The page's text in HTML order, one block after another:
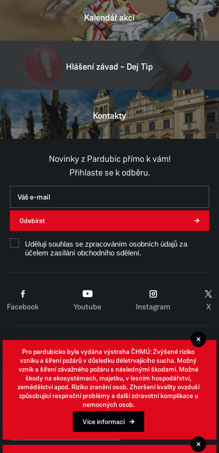
Kalendář akcí
Hlášení závad – Dej Tip
Kontakty
Novinky z Pardubic přímo k vám!
Přihlaste se k odběru.
Odebírat
Uděluji souhlas se zpracováním osobních údajů za
účelem zasílání obchodního sdělení.
Facebook Youtube Instagram X
Zpracování osobních údajů
Whistleblowing
Open data
Povinně zveřejňované informace
Prohlášení o přístupnosti
Odpovědi na žádosti o informace
Pro pardubicko byla vydána výstraha ČHMÚ: Zvýšené riziko
vzniku a šíření požárů v důsledku déletrvajícího sucha. Možný
vznik a šíření závažného požáru s následnými škodami. Možné
škody na ekosystémech, majetku, v lesním hospodářství,
zemědělství apod. Riziko zranění osob. Zhoršení kvality ovzduší
způsobující respirační problémy a další zdravotní komplikace u
nemocných osob.
Více informací